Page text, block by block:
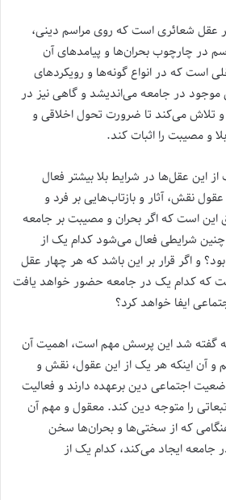
عقل شعائری است که روی مراسم دینی،
در چارچوب بحران‌ها و پیامدهای آن
است که در انواع گونه‌ها و رویکردهای
موجود در جامعه می‌اندیشد و گاهی نیز در
و تلاش می‌کند تا ضرورت تحول اخلاقی و
و مصیبت را اثبات کند.
این عقل‌ها در شرایط بلا بیشتر فعال
نقش، آثار و بازتاب‌هایی بر فرد و
این است که اگر بحران و مصیبت بر جامعه
چنین شرایطی فعال می‌شود کدام یک از
و اگر قرار بر این باشد که هر چهار عقل
که کدام یک در جامعه حضور خواهد یافت
ایفا خواهد کرد؟
گفته شد این پرسش مهم است، اهمیت آن
و آن اینکه هر یک از این عقول، نقش و
اجتماعی دین برعهده دارند و فعالیت
را متوجه دین کند. معقول و مهم آن
که از سختی‌ها و بحران‌ها سخن
جامعه ایجاد می‌کند، کدام یک از